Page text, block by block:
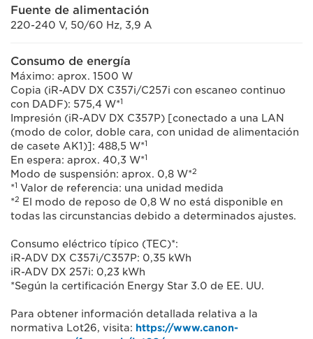
Fuente de alimentación
220-240 V, 50/60 Hz, 3,9 A
Consumo de energía
Máximo: aprox. 1500 W
Copia (iR-ADV DX C357i/C257i con escaneo continuo
con DADF): 575,4 W*1
Impresión (iR-ADV DX C357P) [conectado a una LAN
(modo de color, doble cara, con unidad de alimentación
de casete AK1)]: 488,5 W*1
En espera: aprox. 40,3 W*1
Modo de suspensión: aprox. 0,8 W*2
*1 Valor de referencia: una unidad medida
*2 El modo de reposo de 0,8 W no está disponible en
todas las circunstancias debido a determinados ajustes.
Consumo eléctrico típico (TEC)*:
iR-ADV DX C357i/C357P: 0,35 kWh
iR-ADV DX 257i: 0,23 kWh
*Según la certificación Energy Star 3.0 de EE. UU.
Para obtener información detallada relativa a la
normativa Lot26, visita: https://www.canon-